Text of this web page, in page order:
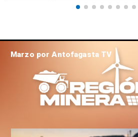
Marzo por Antofagasta TV